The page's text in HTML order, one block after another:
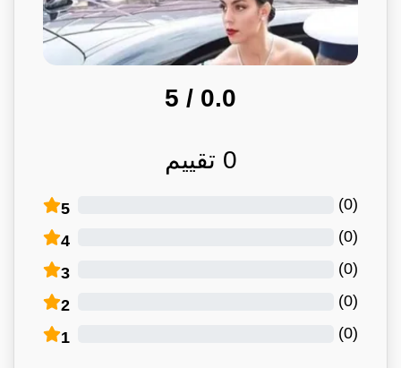
0.0
/ 5
0 تقييم
5 (
0
)
4 (
0
)
3 (
0
)
2 (
0
)
1 (
0
)